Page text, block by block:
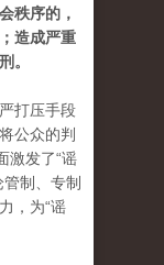
秩序的，
造成严重
。
打压手段
公众的判
激发了“谣
制、专制
，为“谣